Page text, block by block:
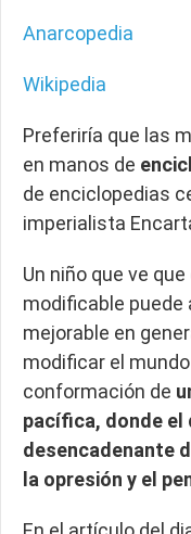
Anarcopedia
Wikipedia
Preferiría que las
en manos de
de enciclopedias
imperialista
Un niño que ve
modificable puede
mejorable en
modificar el
conformación de
pacífica, donde el
desencadenante
la opresión y el